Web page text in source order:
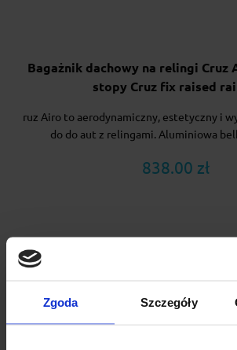
Zgoda Szczegóły
Bagażnik dachowy na relingi Cruz
stopy Cruz fix raised
ruz Airo to aerodynamiczny, estetyczny i
do do aut z relingami. Aluminiowa
838.00 zł